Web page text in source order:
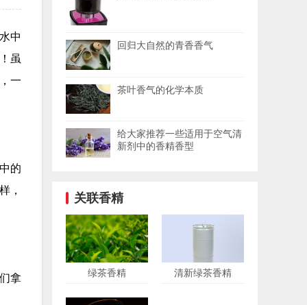
中
虽
一
的
，
拿
回归大自然的青香香气
茶叶香气的化学本质
给大家推荐一些适用于空气清
新剂中的香精香型
关联香精
绿茶香精 清新绿茶香精